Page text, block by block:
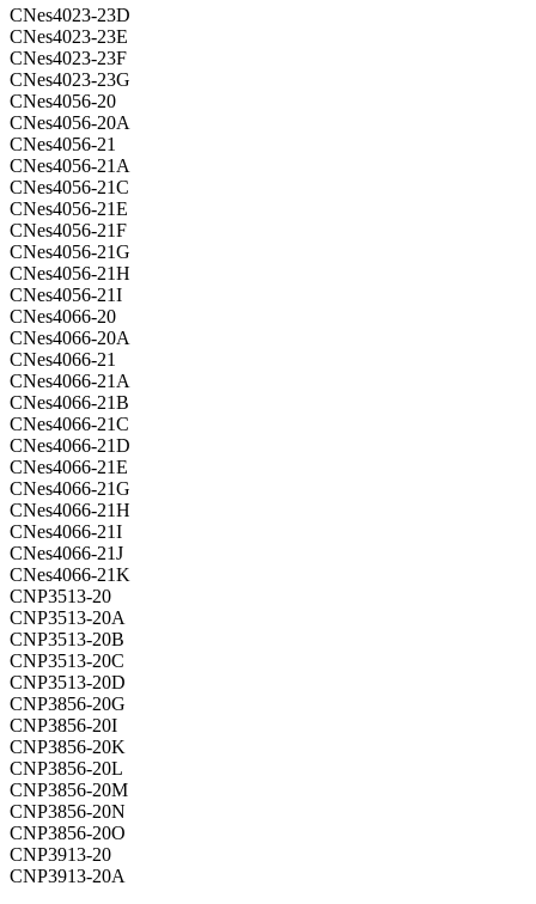
CNes4023-23D
CNes4023-23E
CNes4023-23F
CNes4023-23G
CNes4056-20
CNes4056-20A
CNes4056-21
CNes4056-21A
CNes4056-21C
CNes4056-21E
CNes4056-21F
CNes4056-21G
CNes4056-21H
CNes4056-21I
CNes4066-20
CNes4066-20A
CNes4066-21
CNes4066-21A
CNes4066-21B
CNes4066-21C
CNes4066-21D
CNes4066-21E
CNes4066-21G
CNes4066-21H
CNes4066-21I
CNes4066-21J
CNes4066-21K
CNP3513-20
CNP3513-20A
CNP3513-20B
CNP3513-20C
CNP3513-20D
CNP3856-20G
CNP3856-20I
CNP3856-20K
CNP3856-20L
CNP3856-20M
CNP3856-20N
CNP3856-20O
CNP3913-20
CNP3913-20A